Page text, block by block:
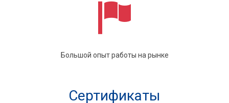
Большой опыт работы на рынке
Сертификаты